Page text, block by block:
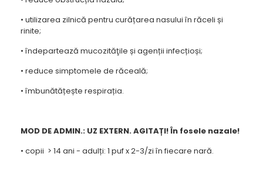
• utilizarea zilnică pentru curățarea nasului în răceli și
rinite;
• îndepartează mucozităţile și agenții infecțioși;
• reduce simptomele de răceală;
• îmbunătățește respirația.
MOD DE ADMIN.: UZ EXTERN. AGITAȚI! În fosele nazale!
• copii > 14 ani - adulți: 1 puf x 2-3/zi în fiecare nară.